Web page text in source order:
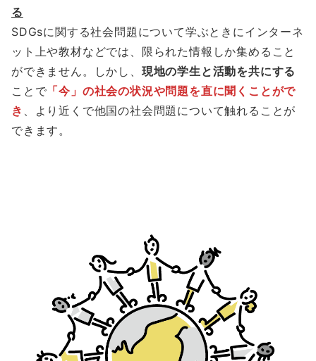
る
SDGsに関する社会問題について学ぶときにインターネ
ット上や教材などでは、限られた情報しか集めること
ができません。しかし、 現地の学生と活動を共にする
ことで 「今」の社会の状況や問題を直に聞くことがで
き
、より近くで他国の社会問題について触れることが
できます。